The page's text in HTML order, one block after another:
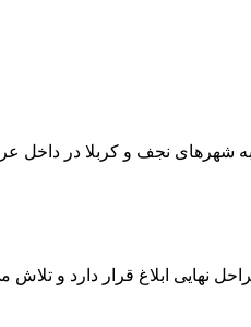
شهرهای نجف و کربلا در داخل
به استان‌های کشور خبر داد و گفت: ۸۰ هزار میلیارد تومان دیگر در